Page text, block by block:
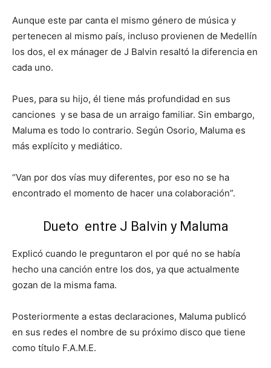
Aunque este par canta el mismo género de música y
pertenecen al mismo país, incluso provienen de Medellín
los dos, el ex mánager de J Balvin resaltó la diferencia en
cada uno.
Pues, para su hijo, él tiene más profundidad en sus
canciones y se basa de un arraigo familiar. Sin embargo,
Maluma es todo lo contrario. Según Osorio, Maluma es
más explícito y mediático.
“Van por dos vías muy diferentes, por eso no se ha
encontrado el momento de hacer una colaboración”.
Dueto entre J Balvin y Maluma
Explicó cuando le preguntaron el por qué no se había
hecho una canción entre los dos, ya que actualmente
gozan de la misma fama.
Posteriormente a estas declaraciones, Maluma publicó
en sus redes el nombre de su próximo disco que tiene
como título F.A.M.E.